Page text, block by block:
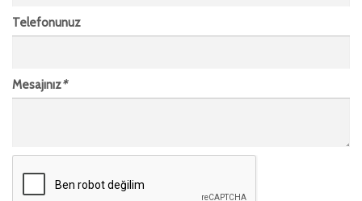
Telefonunuz
Mesajınız*